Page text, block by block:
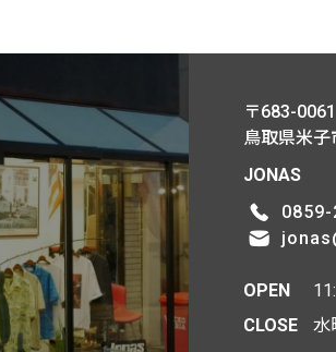
〒683-0061
鳥取県米子
JONAS
OPEN
CLOSE
水